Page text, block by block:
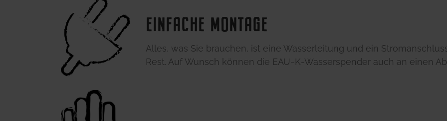
EINFACHE MONTAGE
Alles, was Sie brauchen, ist eine Wasserleitung und ein
Rest. Auf Wunsch können die EAU~K-Wasserspender auch an einen